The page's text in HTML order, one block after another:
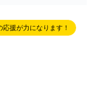
援が力になります！